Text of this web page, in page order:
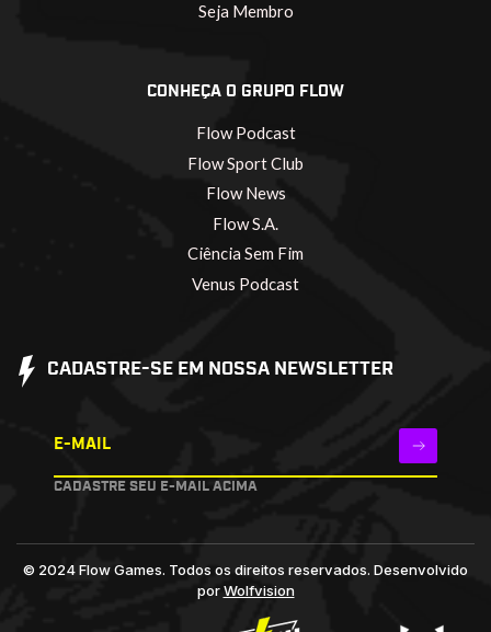
Seja Membro
CONHEÇA O GRUPO FLOW
Flow Podcast
Flow Sport Club
Flow News
Flow S.A.
Ciência Sem Fim
Venus Podcast
CADASTRE-SE EM NOSSA NEWSLETTER
E-MAIL
CADASTRE SEU E-MAIL ACIMA
© 2024 Flow Games. Todos os direitos reservados. Desenvolvido
porWolfvision